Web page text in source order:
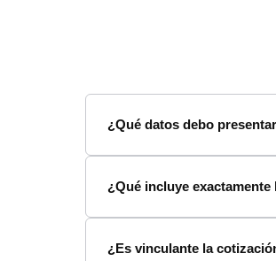
¿Qué datos debo
¿Qué incluye
¿Es vinculante la